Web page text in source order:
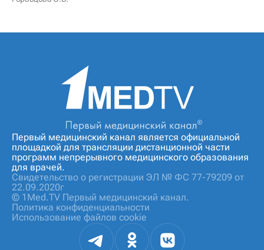
Первый медицинский канал является официальной
площадкой для трансляции дистанционной части
программ непрерывного медицинского образования
для врачей.
Свидетельство о регистрации ЭЛ № ФС 77-79209 от
22.09.2020г
© 1Med.TV Первый медицинский канал.
Политика конфиденциальности
Использование файлов cookie